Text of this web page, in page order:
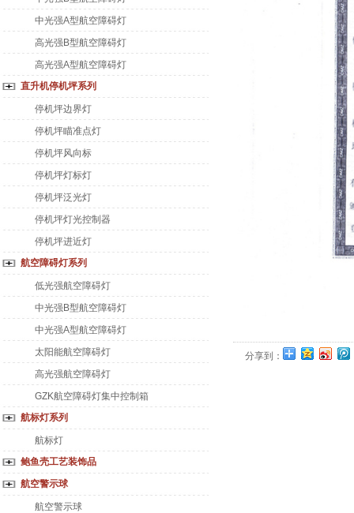
中光强A型航空障碍灯
高光强B型航空障碍灯
高光强A型航空障碍灯
直升机停机坪系列
停机坪边界灯
停机坪瞄准点灯
停机坪风向标
停机坪灯标灯
停机坪泛光灯
停机坪灯光控制器
停机坪进近灯
航空障碍灯系列
低光强航空障碍灯
中光强B型航空障碍灯
中光强A型航空障碍灯
太阳能航空障碍灯
高光强航空障碍灯
GZK航空障碍灯集中控制箱
航标灯系列
航标灯
鲍鱼壳工艺装饰品
航空警示球
航空警示球
分享到：